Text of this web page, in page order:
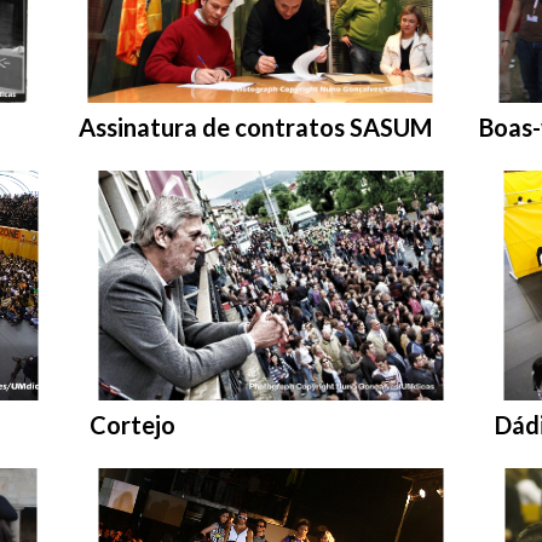
Entrar na pasta:
Assinatura de contratos SASUM
Entrar na pasta:
Cortejo